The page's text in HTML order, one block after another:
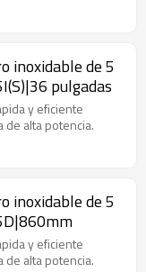
inoxidable de 5
pulgadas
y eficiente
de alta potencia.
inoxidable de 5
y eficiente
de alta potencia.